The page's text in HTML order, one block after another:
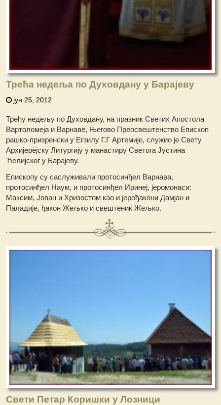
Трећа недеља по Духовдану у Барајеву
јун 25, 2012
Трећу недељу по Духовдану, на празник Светих Апостола
Вартоломеја и Варнаве, Његово Преосвештенство Епископ
рашко-призренски у Егзилу Г.Г Артемије, служио је Свету
Архијерејску Литургију у манастиру Светога Јустина
Ћелијског у Барајеву.
Епископу су саслуживали протосинђел Варнава,
протосинђел Наум, и протосинђел Иринеј, јеромонаси:
Максим, Јован и Хризостом као и јерођакони Дамјан и
Паладије, ђакон Жељко и свештеник Жељко.
Свети Петар Коришки у Лозници